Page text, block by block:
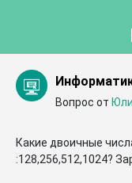
Вопрос от
Какие двоичные
:128,256,512,1024?